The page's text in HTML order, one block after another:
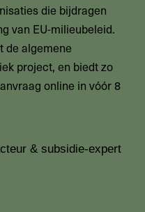
die bijdragen
van EU-milieubeleid.
de algemene
project, en biedt zo
online in vóór 8
& subsidie-expert